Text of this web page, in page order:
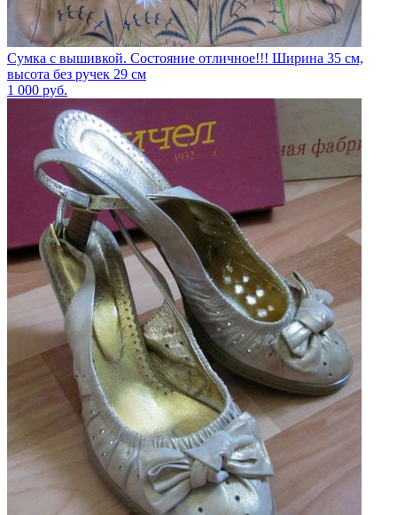
Сумка с вышивкой. Состояние отличное!!! Ширина 35 см,
высота без ручек 29 см
1 000 руб.